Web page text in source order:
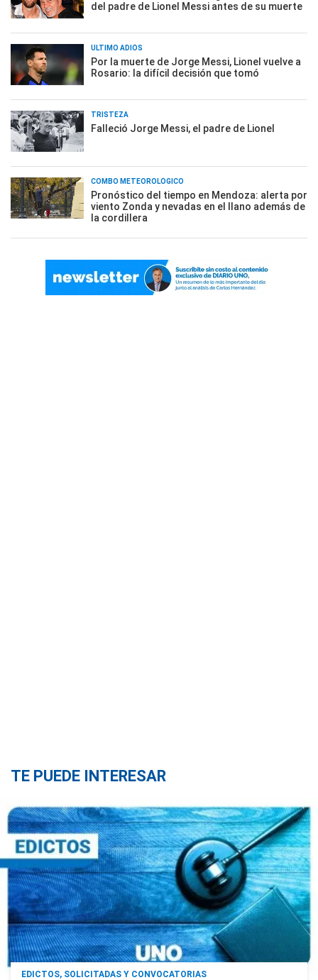
del padre de Lionel Messi antes de su muerte
ÚLTIMO ADIÓS
Por la muerte de Jorge Messi, Lionel vuelve a
Rosario: la difícil decisión que tomó
TRISTEZA
Falleció Jorge Messi, el padre de Lionel
COMBO METEOROLÓGICO
Pronóstico del tiempo en Mendoza: alerta por
viento Zonda y nevadas en el llano además de
la cordillera
TE PUEDE INTERESAR
EDICTOS, SOLICITADAS Y CONVOCATORIAS